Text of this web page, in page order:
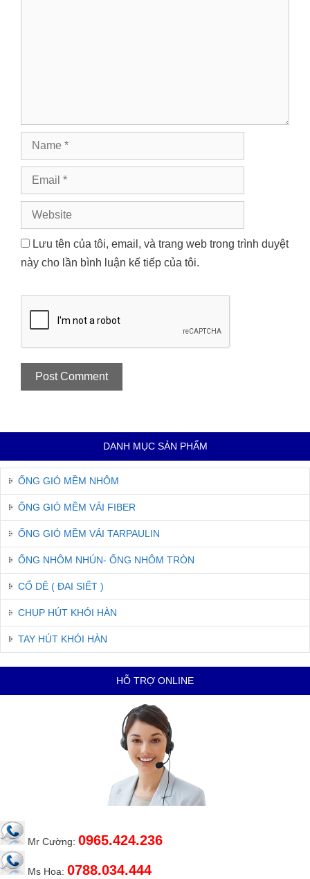
Name
Email
Website
Lưu tên của tôi, email, và trang web trong trình duyệt
này cho lần bình luận kế tiếp của tôi.
DANH MỤC SẢN PHẨM
ỐNG GIÓ MỀM NHÔM
ỐNG GIÓ MỀM VẢI FIBER
ỐNG GIÓ MỀM VẢI TARPAULIN
ỐNG NHÔM NHÚN- ỐNG NHÔM TRÒN
CỔ DÊ ( ĐAI SIẾT )
CHỤP HÚT KHÓI HÀN
TAY HÚT KHÓI HÀN
HỖ TRỢ ONLINE
Mr Cường: 0965.424.236
Ms Hoa: 0788.034.444